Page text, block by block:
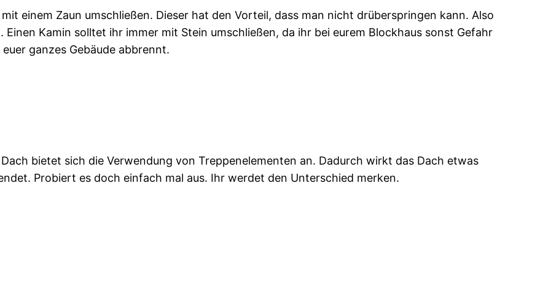
einem Zaun umschließen. Dieser hat den Vorteil, dass man nicht drüberspringen kann. Also
Kamin solltet ihr immer mit Stein umschließen, da ihr bei eurem Blockhaus sonst Gefahr
ganzes Gebäude abbrennt.
Dach bietet sich die Verwendung von Treppenelementen an. Dadurch wirkt das Dach etwas
Probiert es doch einfach mal aus. Ihr werdet den Unterschied merken.